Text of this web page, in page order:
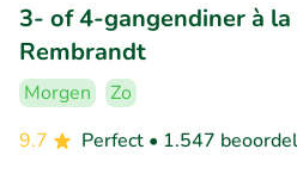
3- of 4-gangendiner à
Rembrandt
Morgen
Zo
9.7
Perfect • 1.547